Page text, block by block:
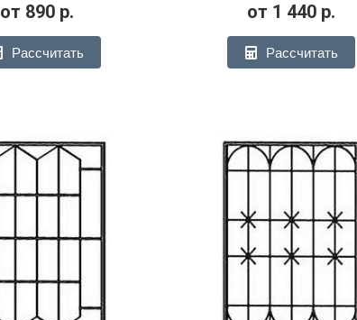
от 890 р.
Рассчитать
от 1 440 р.
Рассчитать